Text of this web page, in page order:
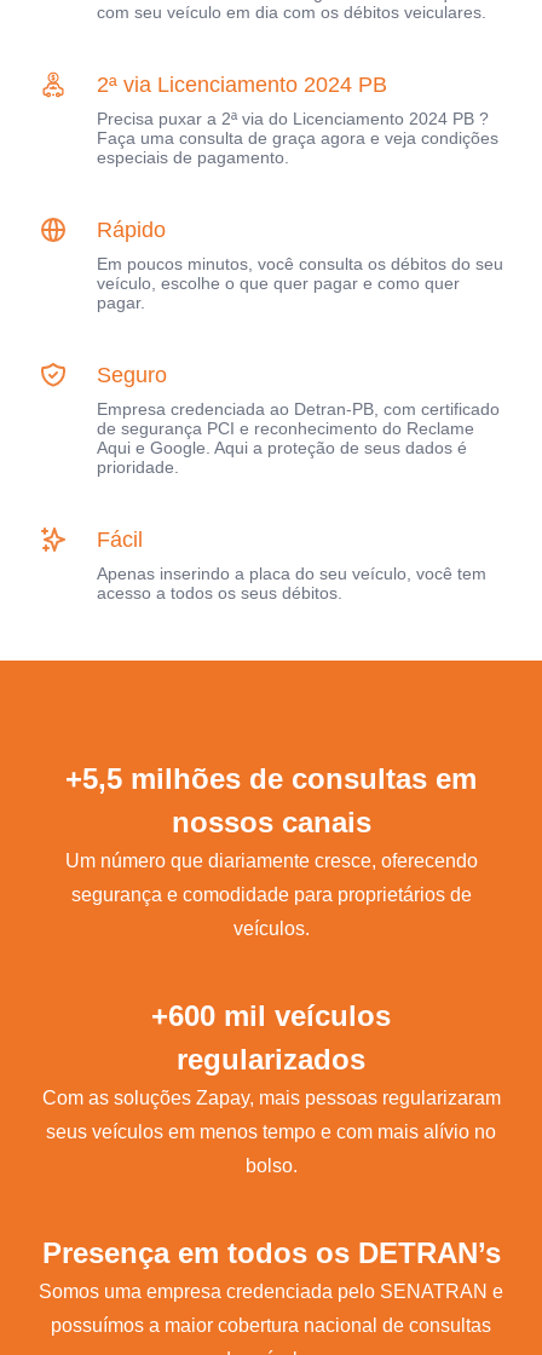
com seu veículo em dia com os débitos veiculares.
2ª via Licenciamento 2024 PB
Precisa puxar a 2ª via do Licenciamento 2024 PB ?
Faça uma consulta de graça agora e veja condições
especiais de pagamento.
Rápido
Em poucos minutos, você consulta os débitos do seu
veículo, escolhe o que quer pagar e como quer
pagar.
Seguro
Empresa credenciada ao Detran-PB, com certificado
de segurança PCI e reconhecimento do Reclame
Aqui e Google. Aqui a proteção de seus dados é
prioridade.
Fácil
Apenas inserindo a placa do seu veículo, você tem
acesso a todos os seus débitos.
+5,5 milhões de consultas em
nossos canais
Um número que diariamente cresce, oferecendo
segurança e comodidade para proprietários de
veículos.
+600 mil veículos
regularizados
Com as soluções Zapay, mais pessoas regularizaram
seus veículos em menos tempo e com mais alívio no
bolso.
Presença em todos os DETRAN’s
Somos uma empresa credenciada pelo SENATRAN e
possuímos a maior cobertura nacional de consultas